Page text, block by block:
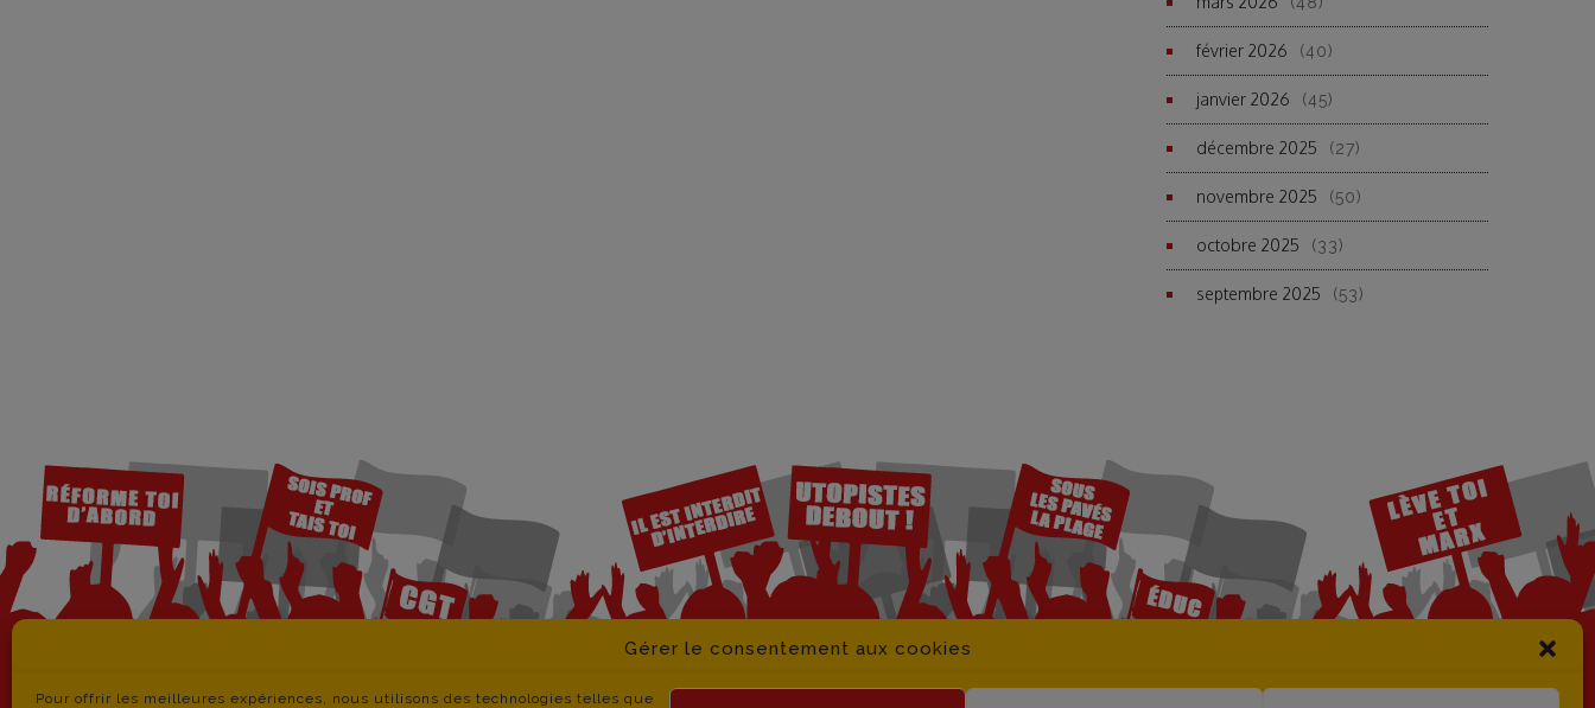
Gérer le consentement aux cookies
Pour offrir les meilleures expériences, nous utilisons des technologies telles que
février 2026 (40)
janvier 2026 (45)
décembre 2025 (27)
novembre 2025 (50)
octobre 2025 (33)
septembre 2025 (53)